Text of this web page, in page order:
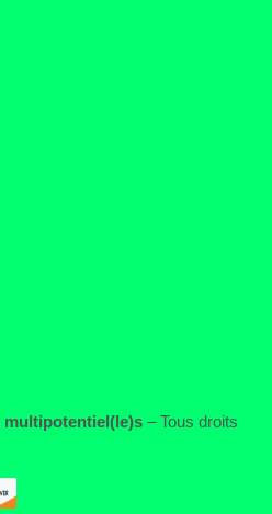
multipotentiel(le)s – Tous droits